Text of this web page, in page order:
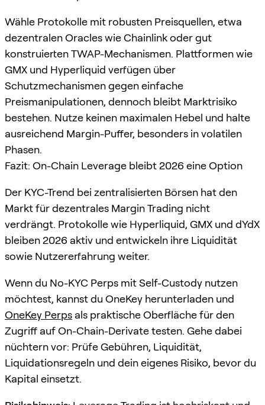
Wähle Protokolle mit robusten Preisquellen, etwa
dezentralen Oracles wie Chainlink oder gut
konstruierten TWAP-Mechanismen. Plattformen wie
GMX und Hyperliquid verfügen über
Schutzmechanismen gegen einfache
Preismanipulationen, dennoch bleibt Marktrisiko
bestehen. Nutze keinen maximalen Hebel und halte
ausreichend Margin-Puffer, besonders in volatilen
Phasen.
Fazit: On-Chain Leverage bleibt 2026 eine Option
Der KYC-Trend bei zentralisierten Börsen hat den
Markt für dezentrales Margin Trading nicht
verdrängt. Protokolle wie Hyperliquid, GMX und dYdX
bleiben 2026 aktiv und entwickeln ihre Liquidität
sowie Nutzererfahrung weiter.
Wenn du No-KYC Perps mit Self-Custody nutzen
möchtest, kannst du OneKey herunterladen und
OneKey Perps als praktische Oberfläche für den
Zugriff auf On-Chain-Derivate testen. Gehe dabei
nüchtern vor: Prüfe Gebühren, Liquidität,
Liquidationsregeln und dein eigenes Risiko, bevor du
Kapital einsetzt.